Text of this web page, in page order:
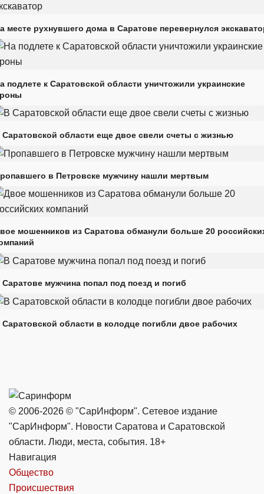
месте рухнувшего дома в Саратове перевернулся
подлете к Саратовской области уничтожили украинские
Саратовской области еще двое свели счеты с жизнью
в Петровске мужчину нашли мертвым
мошенников из Саратова обманули больше 20
Саратове мужчина попал под поезд и погиб
Саратовской области в колодце погибли двое рабочих
© 2006-2026 © "СарИнформ". Сетевое издание
"СарИнформ". Новости Саратова и Саратовской
области. Люди, места, события. 18+
Навигация
Общество
Происшествия